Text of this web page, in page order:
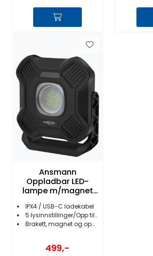
Ansmann
Oppladbar LED-
lampe m/magnet
og krok IPX4
IPX4 / USB-C ladekabel
5 lysinnstillinger/Opp til 2000 Lumen
Brakett, magnet og opphengskrok
499,-